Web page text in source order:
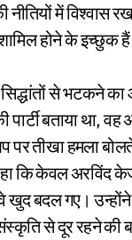
नीतियों में
होने के इच्छुक
से भटकने
पार्टी बताया
तीखा हमला
कहा कि केवल
बदल गए।
से दूर रहने की